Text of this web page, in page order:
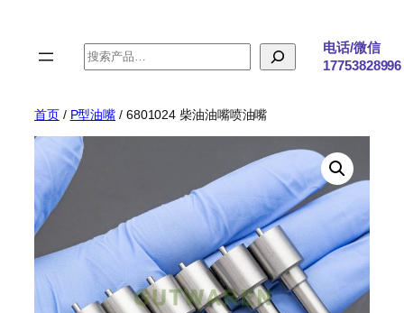
搜
索
电话/微信
17753828996
首页/ P型油嘴 / 6801024 柴油油嘴喷油嘴